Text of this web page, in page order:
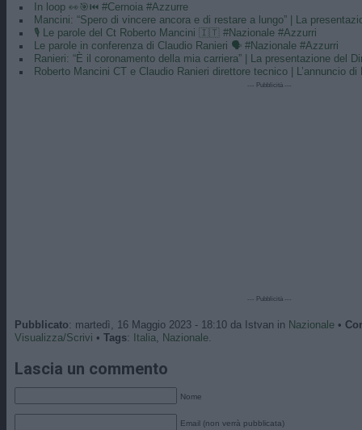
In loop 👀🎯⏮️ #Cernoia #Azzurre
Mancini: “Spero di vincere ancora e di restare a lungo” | La
🎙️ Le parole del Ct Roberto Mancini 🇮🇹 #Nazionale #Azzurri
Le parole in conferenza di Claudio Ranieri 🗣️ #Nazionale #Azzurri
Ranieri: “È il coronamento della mia carriera” | La presentazione del
Roberto Mancini CT e Claudio Ranieri direttore tecnico | L’annuncio di
--- Pubblicità ---
--- Pubblicità ---
Pubblicato: martedì, 16 Maggio 2023 - 18:10 da Istvan in Nazionale •
Visualizza/Scrivi • Tags: Italia, Nazionale.
Lascia un commento
Nome
Email (non verrà pubblicata)